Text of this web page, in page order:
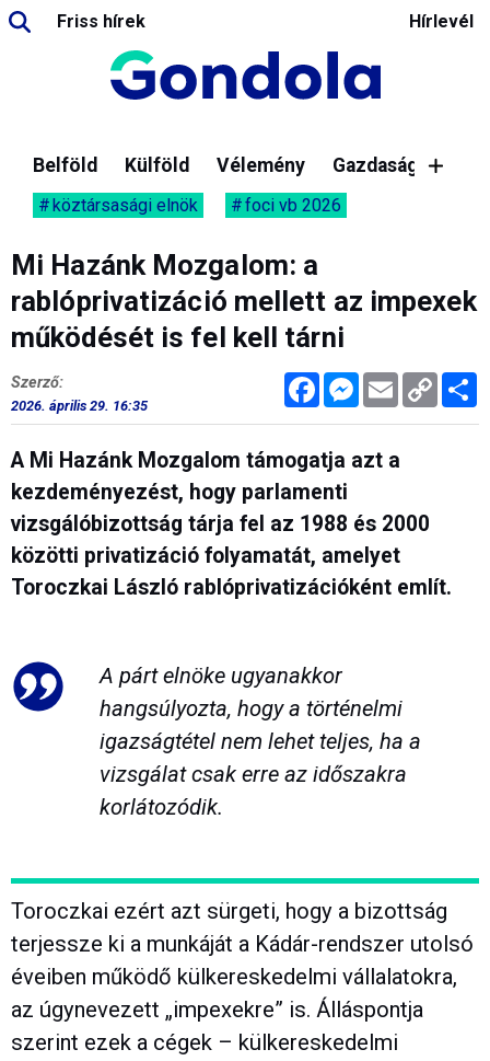
Friss hírek Hírlevél
Belföld Külföld Vélemény Gazdaság
köztársasági elnök foci vb 2026
Mi Hazánk Mozgalom: a
rablóprivatizáció mellett az impexek
működését is fel kell tárni
FacebookMessenger
Email Copy
Link
Szerző:
2026. április 29. 16:35
A Mi Hazánk Mozgalom támogatja azt a
kezdeményezést, hogy parlamenti
vizsgálóbizottság tárja fel az 1988 és 2000
közötti privatizáció folyamatát, amelyet
Toroczkai László rablóprivatizációként említ.
A párt elnöke ugyanakkor
hangsúlyozta, hogy a történelmi
igazságtétel nem lehet teljes, ha a
vizsgálat csak erre az időszakra
korlátozódik.
Toroczkai ezért azt sürgeti, hogy a bizottság
terjessze ki a munkáját a Kádár-rendszer utolsó
éveiben működő külkereskedelmi vállalatokra,
az úgynevezett „impexekre” is. Álláspontja
szerint ezek a cégek – külkereskedelmi